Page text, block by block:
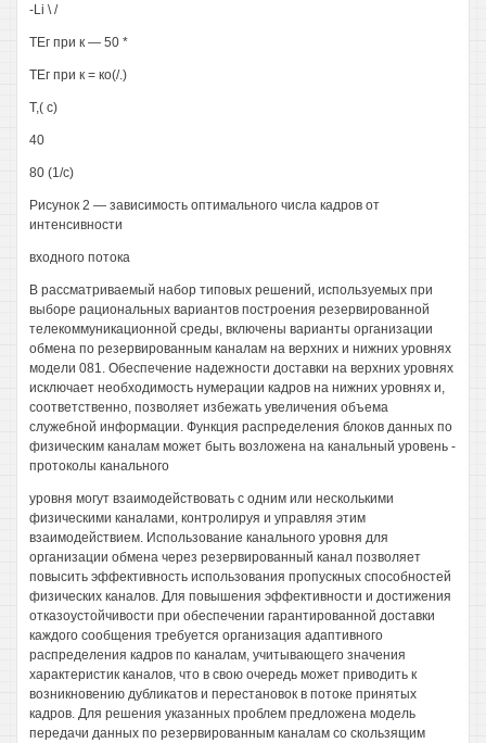
-Li \ /
ТЕг при к — 50 *
ТЕг при к = ко(/.)
Т,( с)
40
80 (1/с)
Рисунок 2 — зависимость оптимального числа кадров от
интенсивности
входного потока
В рассматриваемый набор типовых решений, используемых при
выборе рациональных вариантов построения резервированной
телекоммуникационной среды, включены варианты организации
обмена по резервированным каналам на верхних и нижних уровнях
модели 081. Обеспечение надежности доставки на верхних уровнях
исключает необходимость нумерации кадров на нижних уровнях и,
соответственно, позволяет избежать увеличения объема
служебной информации. Функция распределения блоков данных по
физическим каналам может быть возложена на канальный уровень -
протоколы канального
уровня могут взаимодействовать с одним или несколькими
физическими каналами, контролируя и управляя этим
взаимодействием. Использование канального уровня для
организации обмена через резервированный канал позволяет
повысить эффективность использования пропускных способностей
физических каналов. Для повышения эффективности и достижения
отказоустойчивости при обеспечении гарантированной доставки
каждого сообщения требуется организация адаптивного
распределения кадров по каналам, учитывающего значения
характеристик каналов, что в свою очередь может приводить к
возникновению дубликатов и перестановок в потоке принятых
кадров. Для решения указанных проблем предложена модель
передачи данных по резервированным каналам со скользящим